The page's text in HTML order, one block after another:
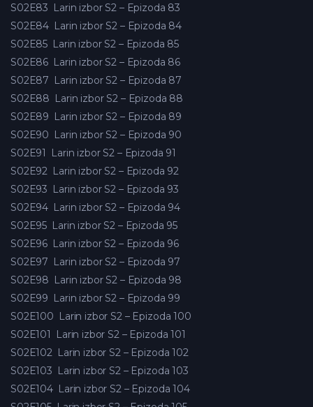
S02E83 Larin izbor S2 – Epizoda 83
S02E84 Larin izbor S2 – Epizoda 84
S02E85 Larin izbor S2 – Epizoda 85
S02E86 Larin izbor S2 – Epizoda 86
S02E87 Larin izbor S2 – Epizoda 87
S02E88 Larin izbor S2 – Epizoda 88
S02E89 Larin izbor S2 – Epizoda 89
S02E90 Larin izbor S2 – Epizoda 90
S02E91
Larin izbor S2 – Epizoda 91
S02E92 Larin izbor S2 – Epizoda 92
S02E93 Larin izbor S2 – Epizoda 93
S02E94 Larin izbor S2 – Epizoda 94
S02E95 Larin izbor S2 – Epizoda 95
S02E96 Larin izbor S2 – Epizoda 96
S02E97 Larin izbor S2 – Epizoda 97
S02E98 Larin izbor S2 – Epizoda 98
S02E99 Larin izbor S2 – Epizoda 99
S02E100 Larin izbor S2 – Epizoda 100
S02E101
Larin izbor S2 – Epizoda 101
S02E102 Larin izbor S2 – Epizoda 102
S02E103 Larin izbor S2 – Epizoda 103
S02E104 Larin izbor S2 – Epizoda 104